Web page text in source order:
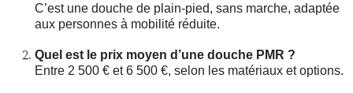
C’est une douche de plain-pied, sans marche, adaptée
aux personnes à mobilité réduite.
Quel est le prix moyen d’une douche PMR ?
Entre 2 500 € et 6 500 €, selon les matériaux et options.